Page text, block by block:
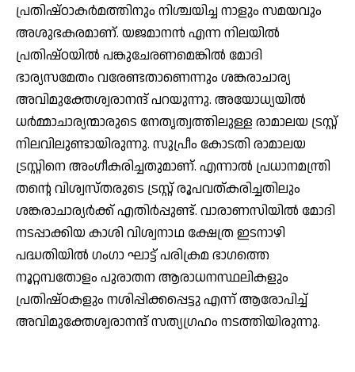
പ്രതിഷ്ഠാകര്‍മത്തിനും നിശ്ചയിച്ച നാളും സമയവും
അശുഭകരമാണ്. യജമാനന്‍ എന്ന നിലയില്‍
പ്രതിഷ്ഠയില്‍ പങ്കുചേരണമെങ്കില്‍ മോദി
ഭാര്യസമേതം വരേണ്ടതാണെന്നും ശങ്കരാചാര്യ
അവിമുക്തേശ്വരാനന്ദ് പറയുന്നു. അയോധ്യയില്‍
ധര്‍മ്മാചാര്യന്മാരുടെ നേതൃത്വത്തിലുള്ള രാമാലയ ട്രസ്റ്റ്
നിലവിലുണ്ടായിരുന്നു. സുപ്രീം കോടതി രാമാലയ
ട്രസ്റ്റിനെ അംഗീകരിച്ചതുമാണ്. എന്നാല്‍ പ്രധാനമന്ത്രി
തന്റെ വിശ്വസ്തരുടെ ട്രസ്റ്റ് രൂപവത്കരിച്ചതിലും
ശങ്കരാചാര്യര്‍ക്ക് എതിര്‍പ്പുണ്ട്. വാരാണസിയില്‍ മോദി
നടപ്പാക്കിയ കാശി വിശ്വനാഥ ക്ഷേത്ര ഇടനാഴി
പദ്ധതിയില്‍ ഗംഗാ ഘാട്ട് പരിക്രമ ഭാഗത്തെ
നൂറ്റമ്പതോളം പുരാതന ആരാധനസ്ഥലികളും
പ്രതിഷ്ഠകളും നശിപ്പിക്കപ്പെട്ടു എന്ന് ആരോപിച്ച്
അവിമുക്തേശ്വരാനന്ദ് സത്യഗ്രഹം നടത്തിയിരുന്നു.